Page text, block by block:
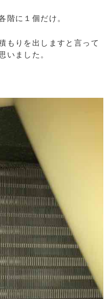
階に１個だけ。
もりを出しますと言って
いました。